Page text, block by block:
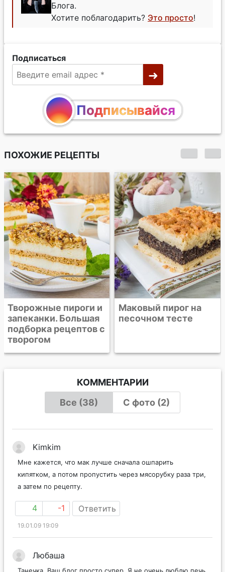
Блога.
Хотите поблагодарить? Это просто!
Подписаться
Подписывайся
ПОХОЖИЕ РЕЦЕПТЫ
Маковый пирог на
песочном тесте
Творожно-маковый
пирог
КОММЕНТАРИИ
Все (38)
С фото (2)
Kimkim
Мне кажется, что мак лучше сначала ошпарить
кипятком, а потом пропустить через мясорубку раза три,
а затем по рецепту.
4 -1 Ответить
19.01.09 19:09
Любаша
Танечка, Ваш блог просто супер. Я не очень люблю печь,